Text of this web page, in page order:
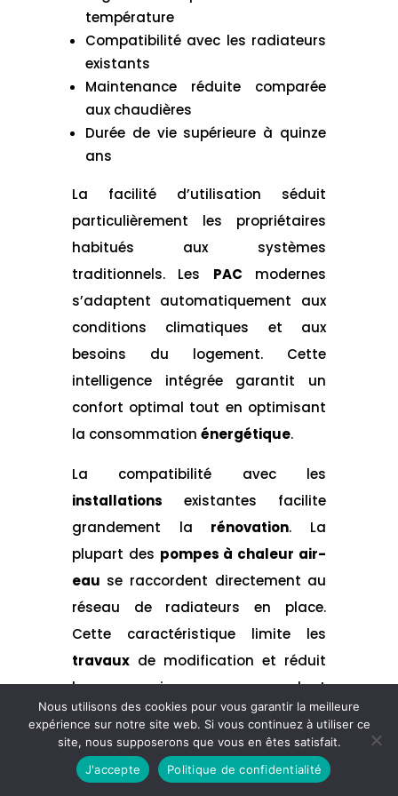
température
Compatibilité avec les radiateurs
existants
Maintenance réduite comparée
aux chaudières
Durée de vie supérieure à quinze
ans
La facilité d’utilisation séduit
particulièrement les propriétaires
habitués aux systèmes
traditionnels. Les PAC modernes
s’adaptent automatiquement aux
conditions climatiques et aux
besoins du logement. Cette
intelligence intégrée garantit un
confort optimal tout en optimisant
la consommation énergétique.
La compatibilité avec les
installations existantes facilite
grandement la rénovation. La
plupart des pompes à chaleur air-
eau se raccordent directement au
réseau de radiateurs en place.
Cette caractéristique limite les
travauxde modification et réduit
les nuisances pendant
l’installation.
Les démarches administratives
simplifiées constituent un
Nous utilisons des cookies pour vous garantir la meilleure
expérience sur notre site web. Si vous continuez à utiliser ce
site, nous supposerons que vous en êtes satisfait.
J'accepte
Politique de confidentialité